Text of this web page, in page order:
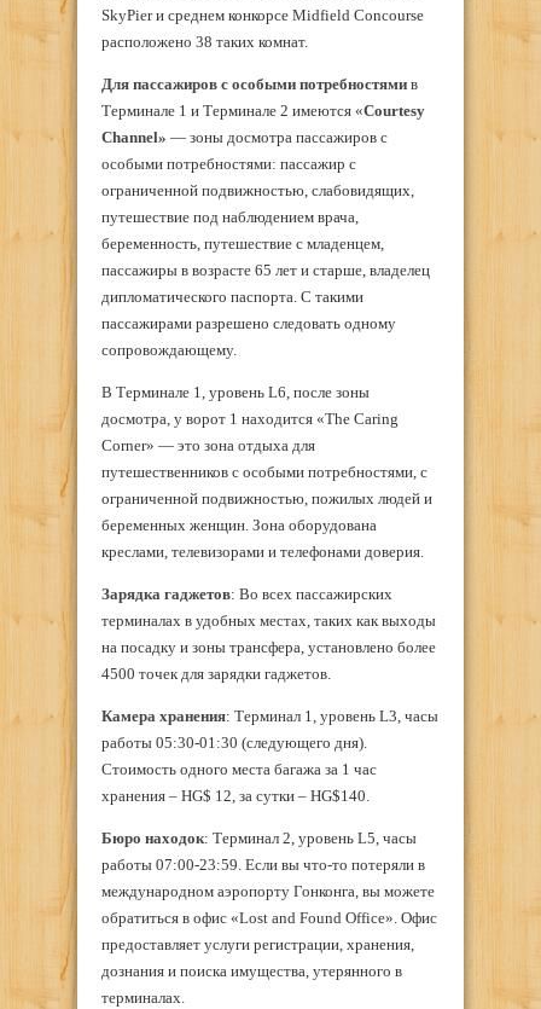
SkyPier и среднем конкорсе Midfield Concourse
расположено 38 таких комнат.
Для пассажиров с особыми потребностями в
Терминале 1 и Терминале 2 имеются «Courtesy
Channel» — зоны досмотра пассажиров с
особыми потребностями: пассажир с
ограниченной подвижностью, слабовидящих,
путешествие под наблюдением врача,
беременность, путешествие с младенцем,
пассажиры в возрасте 65 лет и старше, владелец
дипломатического паспорта. С такими
пассажирами разрешено следовать одному
сопровождающему.
В Терминале 1, уровень L6, после зоны
досмотра, у ворот 1 находится «The Caring
Corner» — это зона отдыха для
путешественников с особыми потребностями, с
ограниченной подвижностью, пожилых людей и
беременных женщин. Зона оборудована
креслами, телевизорами и телефонами доверия.
Зарядка гаджетов: Во всех пассажирских
терминалах в удобных местах, таких как выходы
на посадку и зоны трансфера, установлено более
4500 точек для зарядки гаджетов.
Камера хранения: Терминал 1, уровень L3, часы
работы 05:30-01:30 (следующего дня).
Стоимость одного места багажа за 1 час
хранения – HG$ 12, за сутки – HG$140.
Бюро находок: Терминал 2, уровень L5, часы
работы 07:00-23:59. Если вы что-то потеряли в
международном аэропорту Гонконга, вы можете
обратиться в офис «Lost and Found Office». Офис
предоставляет услуги регистрации, хранения,
дознания и поиска имущества, утерянного в
терминалах.